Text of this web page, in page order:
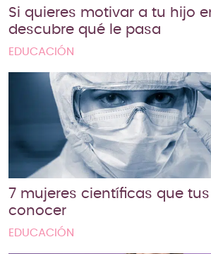
Si quieres motivar a tu hijo
descubre qué le pasa
EDUCACIÓN
7 mujeres científicas que
conocer
EDUCACIÓN